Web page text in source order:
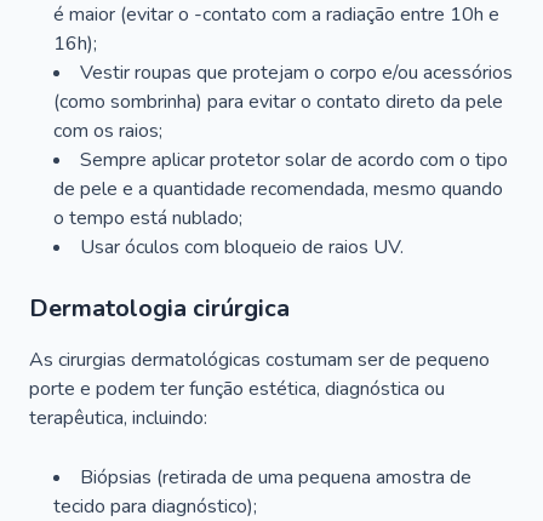
é maior (evitar o -contato com a radiação entre 10h e
16h);
Vestir roupas que protejam o corpo e/ou acessórios
(como sombrinha) para evitar o contato direto da pele
com os raios;
Sempre aplicar protetor solar de acordo com o tipo
de pele e a quantidade recomendada, mesmo quando
o tempo está nublado;
Usar óculos com bloqueio de raios UV.
Dermatologia cirúrgica
As cirurgias dermatológicas costumam ser de pequeno
porte e podem ter função estética, diagnóstica ou
terapêutica, incluindo:
Biópsias (retirada de uma pequena amostra de
tecido para diagnóstico);